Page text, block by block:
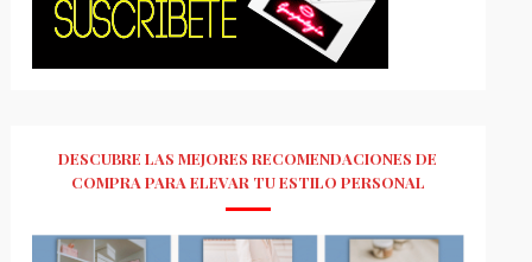
DESCUBRE LAS MEJORES RECOMENDACIONES DE
COMPRA PARA ELEVAR TU ESTILO PERSONAL